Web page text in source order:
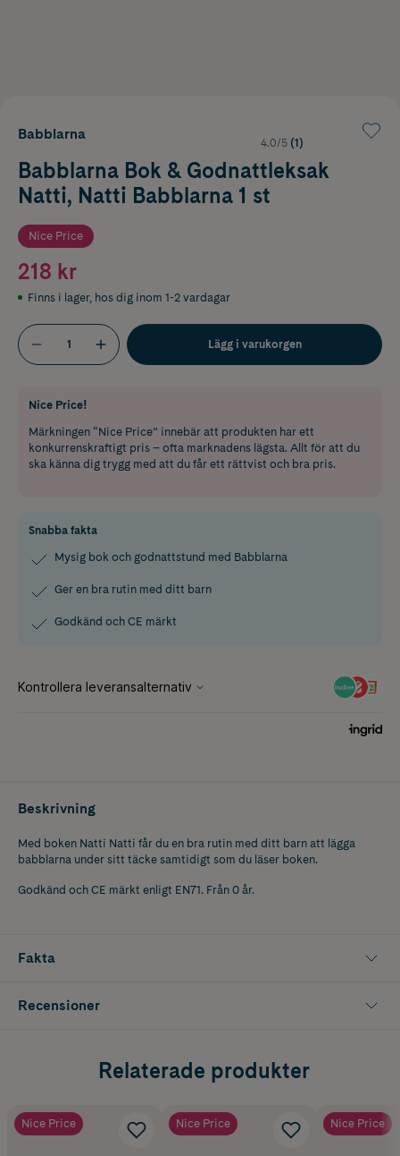
Babblarna
4.0/5 (1)
Babblarna Bok & Godnattleksak
Natti, Natti Babblarna 1 st
Nice Price
218 kr
Finns i lager, hos dig inom 1-2 vardagar
Lägg i varukorgen
Nice Price!
Märkningen “Nice Price” innebär att produkten har ett
konkurrenskraftigt pris – ofta marknadens lägsta. Allt för att du
ska känna dig trygg med att du får ett rättvist och bra pris.
Snabba fakta
Mysig bok och godnattstund med Babblarna
Ger en bra rutin med ditt barn
Godkänd och CE märkt
Beskrivning
Med boken Natti Natti får du en bra rutin med ditt barn att lägga
babblarna under sitt täcke samtidigt som du läser boken.
Godkänd och CE märkt enligt EN71. Från 0 år.
Fakta
Recensioner
Relaterade produkter
Nice Price Nice Price Nice Price